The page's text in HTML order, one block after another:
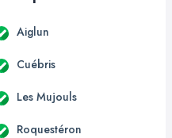
Aiglun
Cuébris
Les Mujouls
Roquestéron